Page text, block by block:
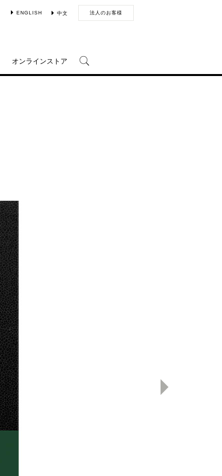
ENGLISH 中文 法人のお客様
オンラインストア